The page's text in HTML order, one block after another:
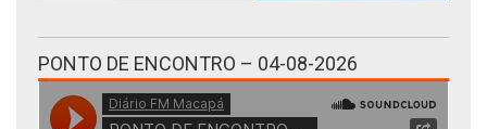
PONTO DE ENCONTRO – 04-08-2026